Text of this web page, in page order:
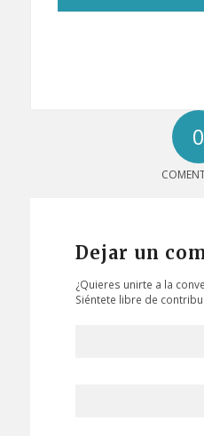
0
Dejar un
¿Quieres unirte a la
Siéntete libre de